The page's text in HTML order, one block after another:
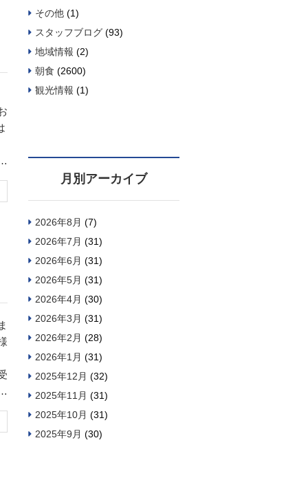
その他 (1)
スタッフブログ (93)
地域情報 (2)
朝食 (2600)
観光情報 (1)
月別アーカイブ
2026年8月 (7)
2026年7月 (31)
2026年6月 (31)
2026年5月 (31)
2026年4月 (30)
2026年3月 (31)
2026年2月 (28)
2026年1月 (31)
2025年12月 (32)
2025年11月 (31)
2025年10月 (31)
2025年9月 (30)